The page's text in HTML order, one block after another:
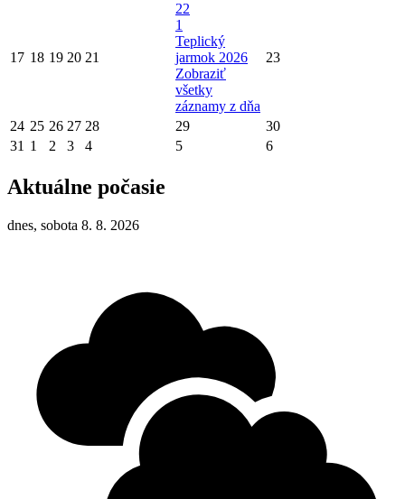
17 18 19 20 21
22
1
Teplický
jarmok 2026
Zobraziť
všetky
záznamy z dňa
23
24 25 26 27 28 29
30
31 1 2 3 4 5 6
Aktuálne počasie
dnes, sobota 8. 8. 2026